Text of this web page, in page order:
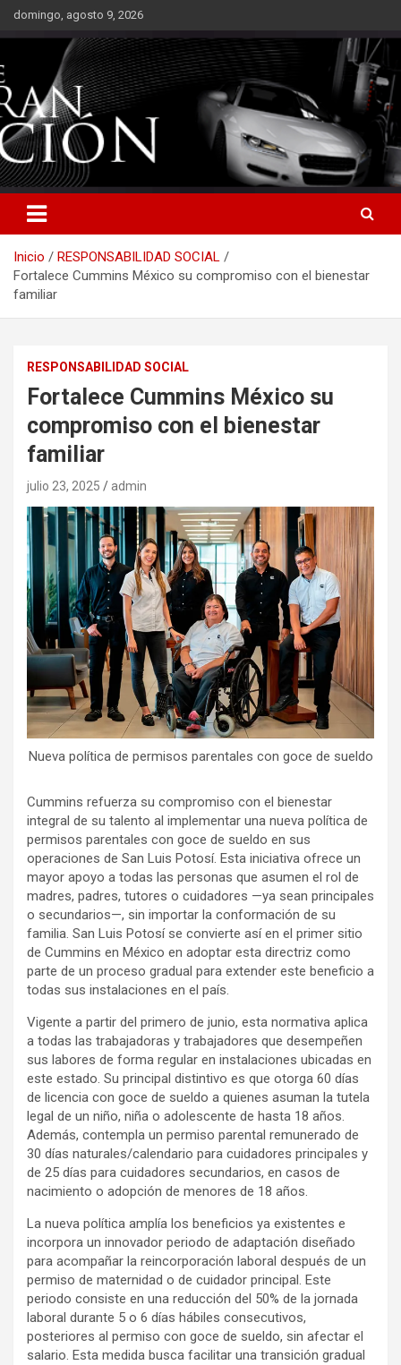
Saltardomingo, agosto 9, 2026
Inicio
RESPONSABILIDAD SOCIAL
Fortalece Cummins México su compromiso con el bienestar
familiar
RESPONSABILIDAD SOCIAL
Fortalece Cummins México su
compromiso con el bienestar
familiar
julio 23, 2025 admin
Nueva política de permisos parentales con goce de sueldo
Cummins refuerza su compromiso con el bienestar
integral de su talento al implementar una nueva política de
permisos parentales con goce de sueldo en sus
operaciones de San Luis Potosí. Esta iniciativa ofrece un
mayor apoyo a todas las personas que asumen el rol de
madres, padres, tutores o cuidadores —ya sean principales
o secundarios—, sin importar la conformación de su
familia. San Luis Potosí se convierte así en el primer sitio
de Cummins en México en adoptar esta directriz como
parte de un proceso gradual para extender este beneficio a
todas sus instalaciones en el país.
Vigente a partir del primero de junio, esta normativa aplica
a todas las trabajadoras y trabajadores que desempeñen
sus labores de forma regular en instalaciones ubicadas en
este estado. Su principal distintivo es que otorga 60 días
de licencia con goce de sueldo a quienes asuman la tutela
legal de un niño, niña o adolescente de hasta 18 años.
Además, contempla un permiso parental remunerado de
30 días naturales/calendario para cuidadores principales y
de 25 días para cuidadores secundarios, en casos de
nacimiento o adopción de menores de 18 años.
La nueva política amplía los beneficios ya existentes e
incorpora un innovador periodo de adaptación diseñado
para acompañar la reincorporación laboral después de un
permiso de maternidad o de cuidador principal. Este
periodo consiste en una reducción del 50% de la jornada
laboral durante 5 o 6 días hábiles consecutivos,
posteriores al permiso con goce de sueldo, sin afectar el
salario. Esta medida busca facilitar una transición gradual